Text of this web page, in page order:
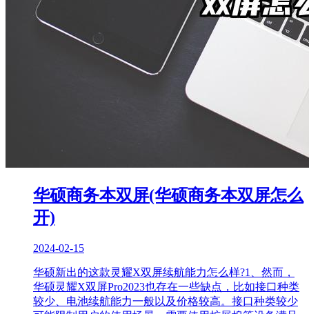
华硕商务本双屏(华硕商务本双屏怎么
开)
2024-02-15
华硕新出的这款灵耀X双屏续航能力怎么样?1、然而，
华硕灵耀X双屏Pro2023也存在一些缺点，比如接口种类
较少、电池续航能力一般以及价格较高。接口种类较少